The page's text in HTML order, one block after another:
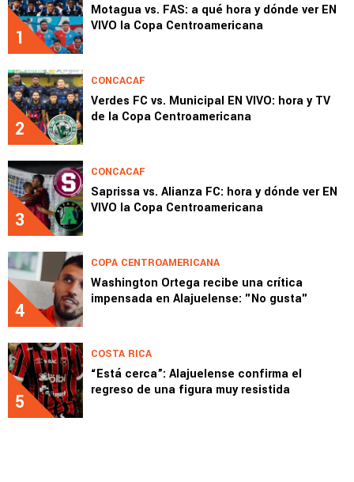
1
Motagua vs. FAS: a qué hora y dónde ver EN
VIVO la Copa Centroamericana
2
CONCACAF
Verdes FC vs. Municipal EN VIVO: hora y TV
de la Copa Centroamericana
3
CONCACAF
Saprissa vs. Alianza FC: hora y dónde ver EN
VIVO la Copa Centroamericana
4
COPA CENTROAMERICANA
Washington Ortega recibe una crítica
impensada en Alajuelense: "No gusta"
5
COSTA RICA
“Está cerca”: Alajuelense confirma el
regreso de una figura muy resistida